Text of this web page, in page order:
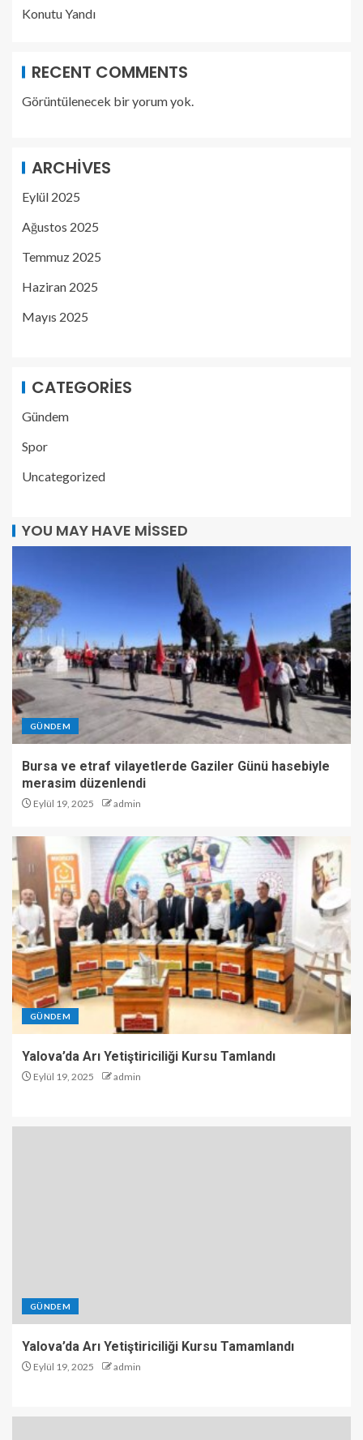
Konutu Yandı
RECENT COMMENTS
Görüntülenecek bir yorum yok.
ARCHIVES
Eylül 2025
Ağustos 2025
Temmuz 2025
Haziran 2025
Mayıs 2025
CATEGORIES
Gündem
Spor
Uncategorized
YOU MAY HAVE MISSED
GÜNDEM
Bursa ve etraf vilayetlerde Gaziler Günü hasebiyle
merasim düzenlendi
Eylül 19, 2025 admin
GÜNDEM
Yalova’da Arı Yetiştiriciliği Kursu Tamlandı
Eylül 19, 2025 admin
GÜNDEM
Yalova’da Arı Yetiştiriciliği Kursu Tamamlandı
Eylül 19, 2025 admin